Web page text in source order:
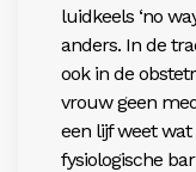
luidkeels ‘no
anders. In de
ook in de
vrouw geen
een lijf weet
fysiologische